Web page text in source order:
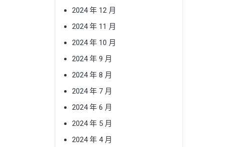
2024 年 12 月
2024 年 11 月
2024 年 10 月
2024 年 9 月
2024 年 8 月
2024 年 7 月
2024 年 6 月
2024 年 5 月
2024 年 4 月